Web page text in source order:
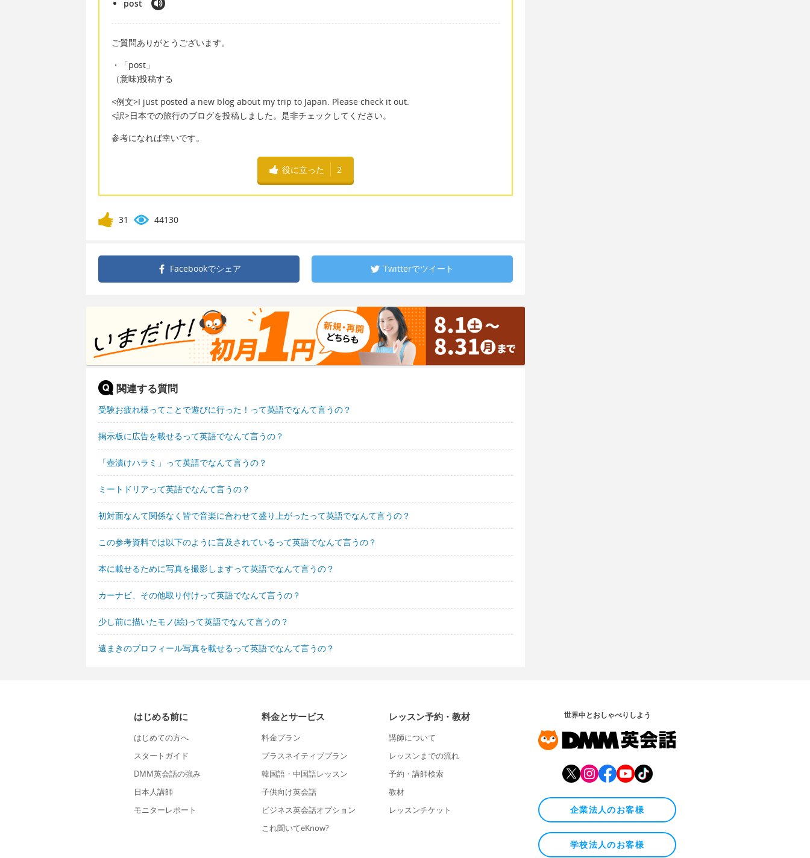
post
ご質問ありがとうございます。
・「post」
（意味)投稿する
<例文>I just posted a new blog about my trip to Japan. Please check it out.
<訳>日本での旅行のブログを投稿しました。是非チェックしてください。
参考になれば幸いです。
役に立った 2
31 44130
Facebookでシェア Twitterでツイート
関連する質問
受験お疲れ様ってことで遊びに行った！って英語でなんて言うの？
掲示板に広告を載せるって英語でなんて言うの？
「壺漬けハラミ」って英語でなんて言うの？
ミートドリアって英語でなんて言うの？
初対面なんて関係なく皆で音楽に合わせて盛り上がったって英語でなんて言うの？
この参考資料では以下のように言及されているって英語でなんて言うの？
本に載せるために写真を撮影しますって英語でなんて言うの？
カーナビ、その他取り付けって英語でなんて言うの？
少し前に描いたモノ(絵)って英語でなんて言うの？
遠まきのプロフィール写真を載せるって英語でなんて言うの？
はじめる前に
はじめての方へ
スタートガイド
DMM英会話の強み
日本人講師
モニターレポート
料金とサービス
料金プラン
プラスネイティブプラン
韓国語・中国語レッスン
子供向け英会話
ビジネス英会話オプション
これ聞いてeKnow?
レッスン予約・教材
講師について
レッスンまでの流れ
予約・講師検索
教材
レッスンチケット
世界中とおしゃべりしよう
企業法人のお客様
学校法人のお客様